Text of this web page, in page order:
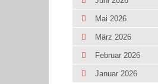
Mai 2026
März 2026
Februar 2026
Januar 2026